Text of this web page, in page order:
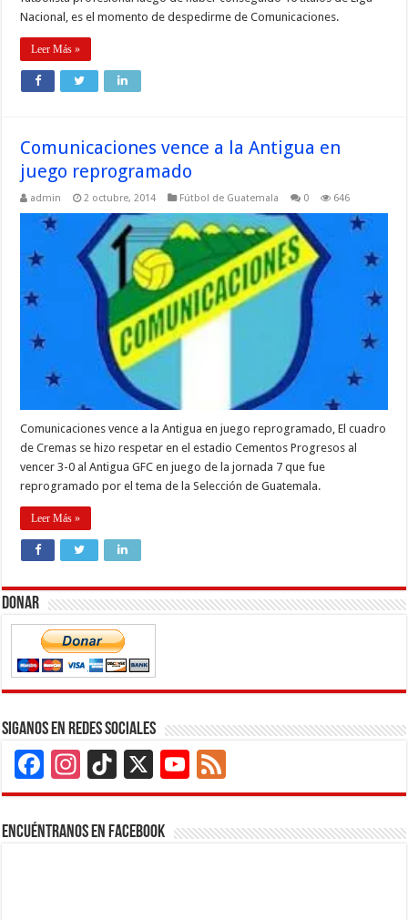
Nacional, es el momento de despedirme de Comunicaciones.
Leer Más »
Comunicaciones vence a la Antigua en
juego reprogramado
admin 2 octubre, 2014 Fútbol de Guatemala 0 646
Comunicaciones vence a la Antigua en juego reprogramado, El cuadro
de Cremas se hizo respetar en el estadio Cementos Progresos al
vencer 3-0 al Antigua GFC en juego de la jornada 7 que fue
reprogramado por el tema de la Selección de Guatemala.
Leer Más »
Donar
Siganos en Redes Sociales
Facebook
Instagram
TikTok
X
YouTube
Channel
Encuéntranos en Facebook